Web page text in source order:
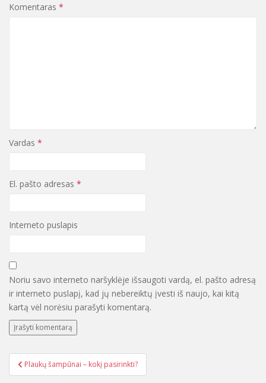
Komentaras *
Vardas *
El. pašto adresas *
Interneto puslapis
Noriu savo interneto naršyklėje išsaugoti vardą, el. pašto adresą
ir interneto puslapį, kad jų nebereiktų įvesti iš naujo, kai kitą
kartą vėl norėsiu parašyti komentarą.
Navigacija tarp įrašų
Plaukų šampūnai – kokį pasirinkti?